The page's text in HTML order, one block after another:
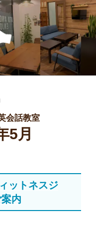
】スクールブロ
会話教室
5月
ットネスジ
内